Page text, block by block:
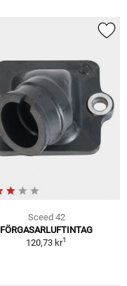
Sceed 42
FÖRGASARLUFTINTAG
120,73 kr1